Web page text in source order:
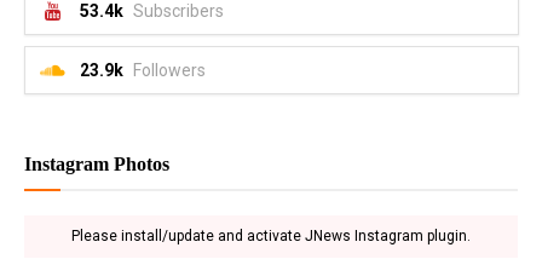
53.4k Subscribers
23.9k Followers
Instagram Photos
Please install/update and activate JNews Instagram plugin.